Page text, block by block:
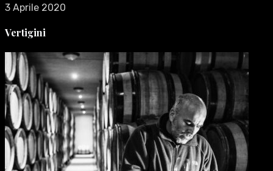
3 Aprile 2020
Vertigini